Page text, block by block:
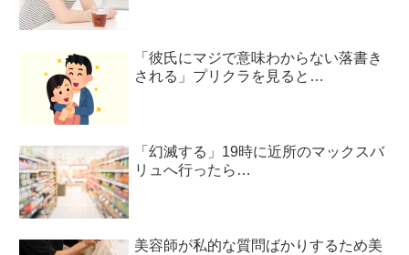
「彼氏にマジで意味わからない落書き
される」プリクラを見ると…
「幻滅する」19時に近所のマックスバ
リュへ行ったら…
美容師が私的な質問ばかりするため美